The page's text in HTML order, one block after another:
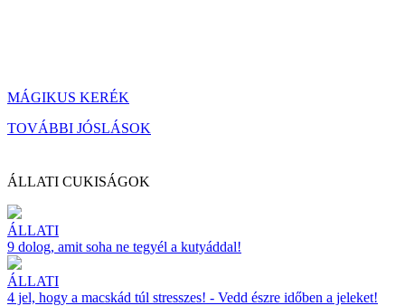
MÁGIKUS KERÉK
TOVÁBBI JÓSLÁSOK
ÁLLATI CUKISÁGOK
ÁLLATI
9 dolog, amit soha ne tegyél a kutyáddal!
ÁLLATI
4 jel, hogy a macskád túl stresszes! - Vedd észre időben a jeleket!